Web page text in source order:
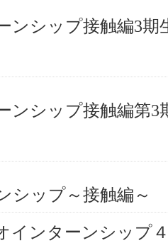
ンシップ接触編3期
ンシップ接触編第3
シップ～接触編
ンターンシップ